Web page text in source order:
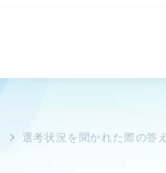
選考状況を聞かれた際の答